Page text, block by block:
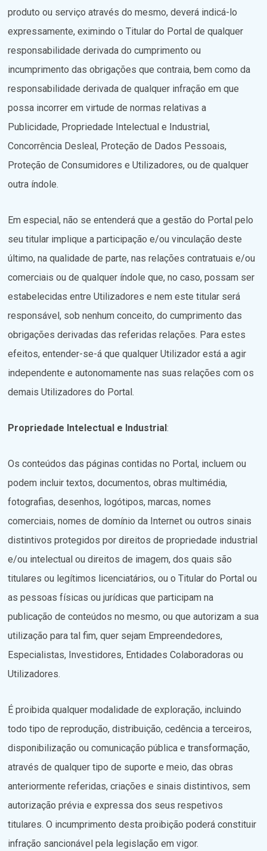
produto ou serviço através do mesmo, deverá indicá-lo
expressamente, eximindo o Titular do Portal de qualquer
responsabilidade derivada do cumprimento ou
incumprimento das obrigações que contraia, bem como da
responsabilidade derivada de qualquer infração em que
possa incorrer em virtude de normas relativas a
Publicidade, Propriedade Intelectual e Industrial,
Concorrência Desleal, Proteção de Dados Pessoais,
Proteção de Consumidores e Utilizadores, ou de qualquer
outra índole.
Em especial, não se entenderá que a gestão do Portal pelo
seu titular implique a participação e/ou vinculação deste
último, na qualidade de parte, nas relações contratuais e/ou
comerciais ou de qualquer índole que, no caso, possam ser
estabelecidas entre Utilizadores e nem este titular será
responsável, sob nenhum conceito, do cumprimento das
obrigações derivadas das referidas relações. Para estes
efeitos, entender-se-á que qualquer Utilizador está a agir
independente e autonomamente nas suas relações com os
demais Utilizadores do Portal.
Propriedade Intelectual e Industrial:
Os conteúdos das páginas contidas no Portal, incluem ou
podem incluir textos, documentos, obras multimédia,
fotografias, desenhos, logótipos, marcas, nomes
comerciais, nomes de domínio da Internet ou outros sinais
distintivos protegidos por direitos de propriedade industrial
e/ou intelectual ou direitos de imagem, dos quais são
titulares ou legítimos licenciatários, ou o Titular do Portal ou
as pessoas físicas ou jurídicas que participam na
publicação de conteúdos no mesmo, ou que autorizam a sua
utilização para tal fim, quer sejam Empreendedores,
Especialistas, Investidores, Entidades Colaboradoras ou
Utilizadores.
É proibida qualquer modalidade de exploração, incluindo
todo tipo de reprodução, distribuição, cedência a terceiros,
disponibilização ou comunicação pública e transformação,
através de qualquer tipo de suporte e meio, das obras
anteriormente referidas, criações e sinais distintivos, sem
autorização prévia e expressa dos seus respetivos
titulares. O incumprimento desta proibição poderá constituir
infração sancionável pela legislação em vigor.